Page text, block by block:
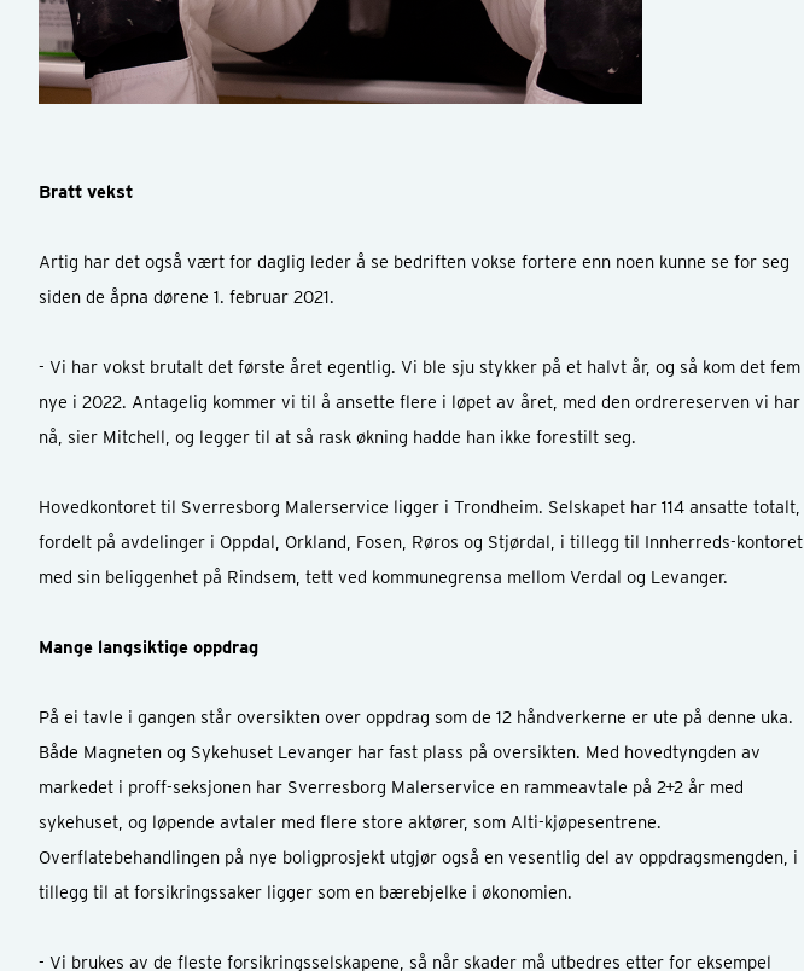
Bratt vekst
Artig har det også vært for daglig leder å se bedriften vokse fortere enn noen kunne se for seg
siden de åpna dørene 1. februar 2021.
- Vi har vokst brutalt det første året egentlig. Vi ble sju stykker på et halvt år, og så kom det fem
nye i 2022. Antagelig kommer vi til å ansette flere i løpet av året, med den ordrereserven vi har
nå, sier Mitchell, og legger til at så rask økning hadde han ikke forestilt seg.
Hovedkontoret til Sverresborg Malerservice ligger i Trondheim. Selskapet har 114 ansatte totalt,
fordelt på avdelinger i Oppdal, Orkland, Fosen, Røros og Stjørdal, i tillegg til Innherreds-kontoret
med sin beliggenhet på Rindsem, tett ved kommunegrensa mellom Verdal og Levanger.
Mange langsiktige oppdrag
På ei tavle i gangen står oversikten over oppdrag som de 12 håndverkerne er ute på denne uka.
Både Magneten og Sykehuset Levanger har fast plass på oversikten. Med hovedtyngden av
markedet i proff-seksjonen har Sverresborg Malerservice en rammeavtale på 2+2 år med
sykehuset, og løpende avtaler med flere store aktører, som Alti-kjøpesentrene.
Overflatebehandlingen på nye boligprosjekt utgjør også en vesentlig del av oppdragsmengden, i
tillegg til at forsikringssaker ligger som en bærebjelke i økonomien.
- Vi brukes av de fleste forsikringsselskapene, så når skader må utbedres etter for eksempel